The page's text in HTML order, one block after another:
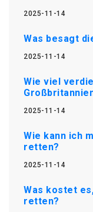
2025-11-14
Was besagt
2025-11-14
Wie viel
2025-11-14
Wie kann ich
retten?
2025-11-14
Was kostet
retten?